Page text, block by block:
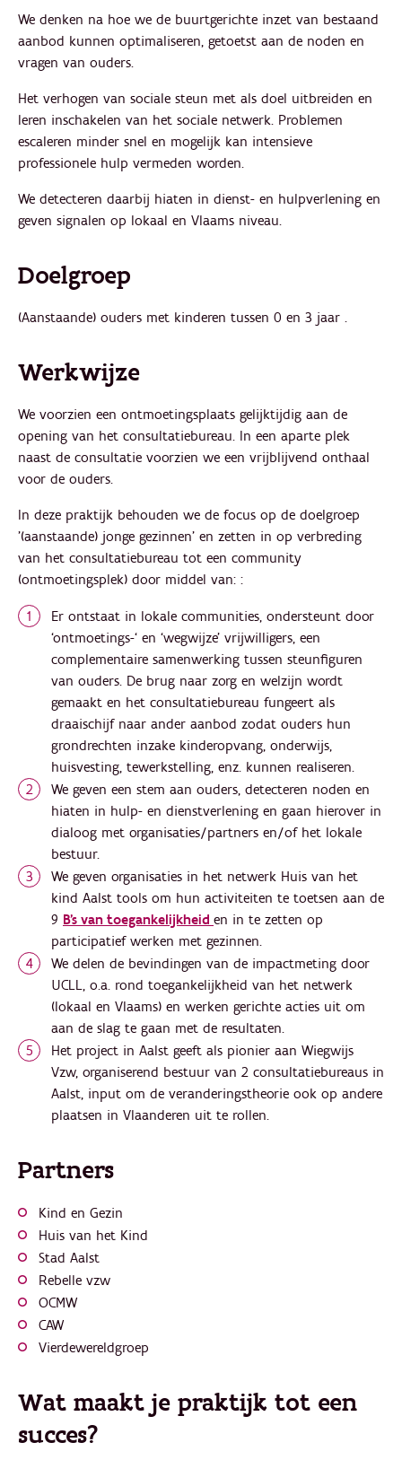
We denken na hoe we de buurtgerichte inzet van bestaand
aanbod kunnen optimaliseren, getoetst aan de noden en
vragen van ouders.
Het verhogen van sociale steun met als doel uitbreiden en
leren inschakelen van het sociale netwerk. Problemen
escaleren minder snel en mogelijk kan intensieve
professionele hulp vermeden worden.
We detecteren daarbij hiaten in dienst- en hulpverlening en
geven signalen op lokaal en Vlaams niveau.
Doelgroep
(Aanstaande) ouders met kinderen tussen 0 en 3 jaar .
Werkwijze
We voorzien een ontmoetingsplaats gelijktijdig aan de
opening van het consultatiebureau. In een aparte plek
naast de consultatie voorzien we een vrijblijvend onthaal
voor de ouders.
In deze praktijk behouden we de focus op de doelgroep
'(aanstaande) jonge gezinnen' en zetten in op verbreding
van het consultatiebureau tot een community
(ontmoetingsplek) door middel van: :
Er ontstaat in lokale communities, ondersteunt door
‘ontmoetings-‘ en ‘wegwijze’ vrijwilligers, een
complementaire samenwerking tussen steunfiguren
van ouders. De brug naar zorg en welzijn wordt
gemaakt en het consultatiebureau fungeert als
draaischijf naar ander aanbod zodat ouders hun
grondrechten inzake kinderopvang, onderwijs,
huisvesting, tewerkstelling, enz. kunnen realiseren.
We geven een stem aan ouders, detecteren noden en
hiaten in hulp- en dienstverlening en gaan hierover in
dialoog met organisaties/partners en/of het lokale
bestuur.
We geven organisaties in het netwerk Huis van het
kind Aalst tools om hun activiteiten te toetsen aan de
9 B's van toegankelijkheid en in te zetten op
participatief werken met gezinnen.
We delen de bevindingen van de impactmeting door
UCLL, o.a. rond toegankelijkheid van het netwerk
(lokaal en Vlaams) en werken gerichte acties uit om
aan de slag te gaan met de resultaten.
Het project in Aalst geeft als pionier aan Wiegwijs
Vzw, organiserend bestuur van 2 consultatiebureaus in
Aalst, input om de veranderingstheorie ook op andere
plaatsen in Vlaanderen uit te rollen.
Partners
Kind en Gezin
Huis van het Kind
Stad Aalst
Rebelle vzw
OCMW
CAW
Vierdewereldgroep
Wat maakt je praktijk tot een
succes?